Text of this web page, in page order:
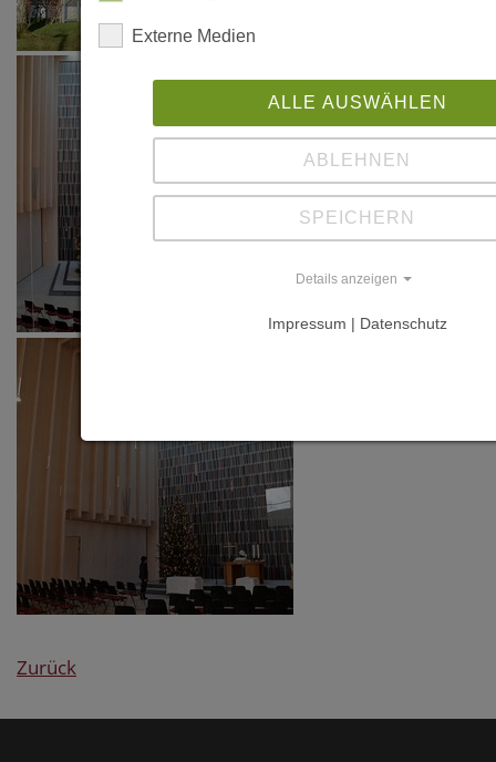
Zurück
Externe Medien
ALLE AUSWÄHLEN
ABLEHNEN
SPEICHERN
Details anzeigen
Impressum | Datenschutz